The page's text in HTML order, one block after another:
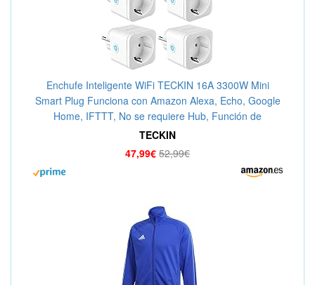
Enchufe Inteligente WiFi TECKIN 16A 3300W Mini
Smart Plug Funciona con Amazon Alexa, Echo, Google
Home, IFTTT, No se requiere Hub, Función de
Temporizador, con Control Aplicaciones en Cualquier
lugar
TECKIN
47,99€ 52,99€